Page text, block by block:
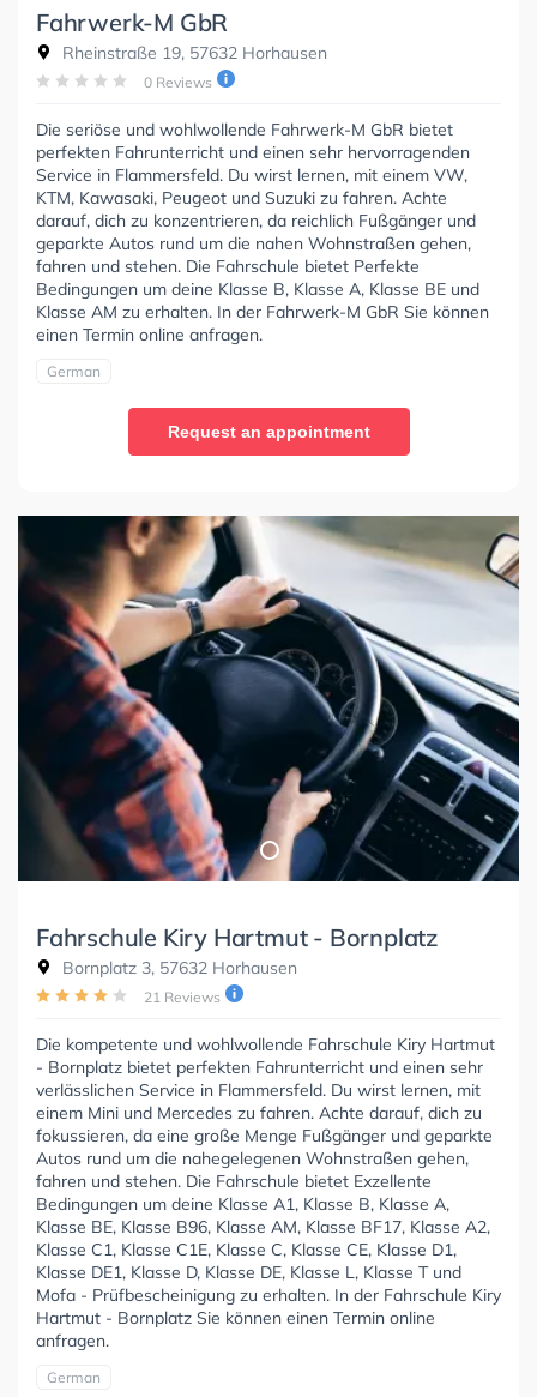
Fahrwerk-M GbR
Rheinstraße 19, 57632 Horhausen
0 Reviews
Die seriöse und wohlwollende Fahrwerk-M GbR bietet
perfekten Fahrunterricht und einen sehr hervorragenden
Service in Flammersfeld. Du wirst lernen, mit einem VW,
KTM, Kawasaki, Peugeot und Suzuki zu fahren. Achte
darauf, dich zu konzentrieren, da reichlich Fußgänger und
geparkte Autos rund um die nahen Wohnstraßen gehen,
fahren und stehen. Die Fahrschule bietet Perfekte
Bedingungen um deine Klasse B, Klasse A, Klasse BE und
Klasse AM zu erhalten. In der Fahrwerk-M GbR Sie können
einen Termin online anfragen.
German
Request an appointment
Fahrschule Kiry Hartmut - Bornplatz
Bornplatz 3, 57632 Horhausen
21 Reviews
Die kompetente und wohlwollende Fahrschule Kiry Hartmut
- Bornplatz bietet perfekten Fahrunterricht und einen sehr
verlässlichen Service in Flammersfeld. Du wirst lernen, mit
einem Mini und Mercedes zu fahren. Achte darauf, dich zu
fokussieren, da eine große Menge Fußgänger und geparkte
Autos rund um die nahegelegenen Wohnstraßen gehen,
fahren und stehen. Die Fahrschule bietet Exzellente
Bedingungen um deine Klasse A1, Klasse B, Klasse A,
Klasse BE, Klasse B96, Klasse AM, Klasse BF17, Klasse A2,
Klasse C1, Klasse C1E, Klasse C, Klasse CE, Klasse D1,
Klasse DE1, Klasse D, Klasse DE, Klasse L, Klasse T und
Mofa - Prüfbescheinigung zu erhalten. In der Fahrschule Kiry
Hartmut - Bornplatz Sie können einen Termin online
anfragen.
German